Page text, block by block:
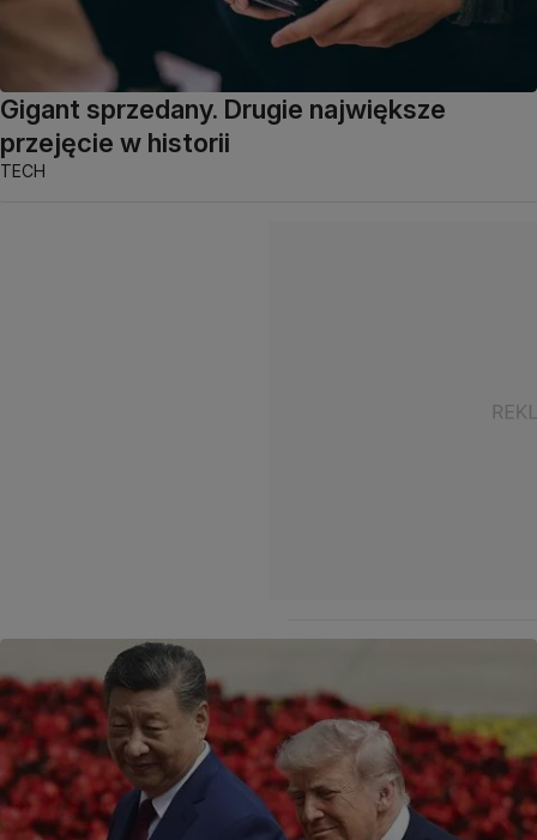
Gigant sprzedany. Drugie największe
przejęcie w historii
TECH